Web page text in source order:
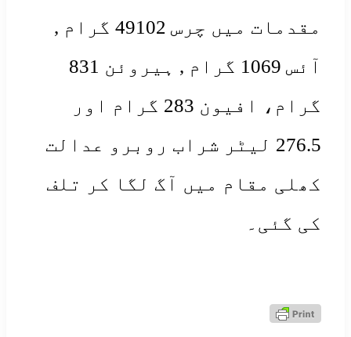
مقدمات میں چرس 49102 گرام ,
آئس 1069 گرام , ہیروئن 831
گرام، افیون 283 گرام اور
276.5 لیٹر شراب روبرو عدالت
مقام میں آگ لگا کر تلف
گئی۔